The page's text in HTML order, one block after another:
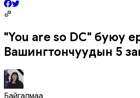
"You are so DC" буюу
Вашингтончуудын 5
Байгалмаа